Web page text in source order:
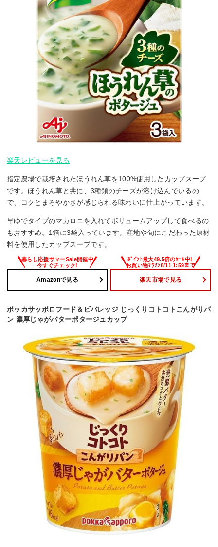
楽天レビューを見る
指定農場で栽培されたほうれん草を100%使用したカップスープ
です。ほうれん草と共に、3種類のチーズが溶け込んでいるの
で、コクとまろやかさが感じられる味わいに仕上がっています。
早ゆでタイプのマカロニを入れてボリュームアップして食べるの
もおすすめ。1箱に3袋入っています。産地や旬にこだわった原材
料を使用したカップスープです。
Amazonで見る 楽天市場で見る
ポッカサッポロフード＆ビバレッジ じっくりコトコトこんがりパ
ン 濃厚じゃがバターポタージュカップ